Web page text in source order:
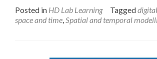
Posted in HD Lab Learning Tagged
space and time,Spatial and temporal